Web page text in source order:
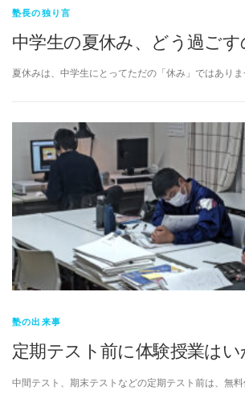
塾長の独り言
中学生の夏休み、どう過ごす
夏休みは、中学生にとってただの「休み」ではあり
塾の出来事
定期テスト前に体験授業はい
中間テスト、期末テストなどの定期テスト前は、無